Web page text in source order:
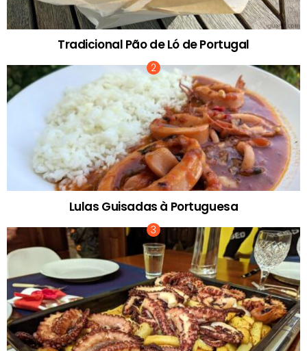
Tradicional Pão de Ló de Portugal
Lulas Guisadas à Portuguesa